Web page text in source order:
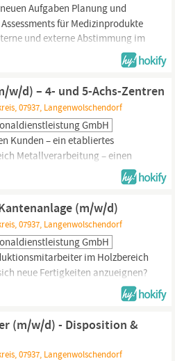
Aufgaben Planung und
für Medizinprodukte
und externe Abstimmung im
für Medizinprodukte
bestehender Zulassungen
von Produktveränderungen
für die...
w/d) – 4- und 5-Achs-Zentren
07937, Langenwolschendorf
GmbH
Kunden – ein etabliertes
Metallverarbeitung – einen
(m/w/d) mit Erfahrung an CNC-
technische Abläufe lieben und
bei uns genau richtig! Das dürfen
langfristige
(m/w/d)
07937, Langenwolschendorf
GmbH
im Holzbereich
neue Fertigkeiten anzueignen?
Job für Sie! Für einen unserer
(m/w/d) für eine PU-
Arbeitsvertrag:
bis 30 Tage gesetzlicher
(m/w/d) - Disposition &
07937, Langenwolschendorf